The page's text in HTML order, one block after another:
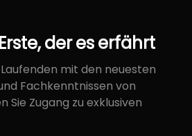
Erste,dereserfährt
mit den neuesten
Fachkenntnissen von
Sie Zugang zu exklusiven